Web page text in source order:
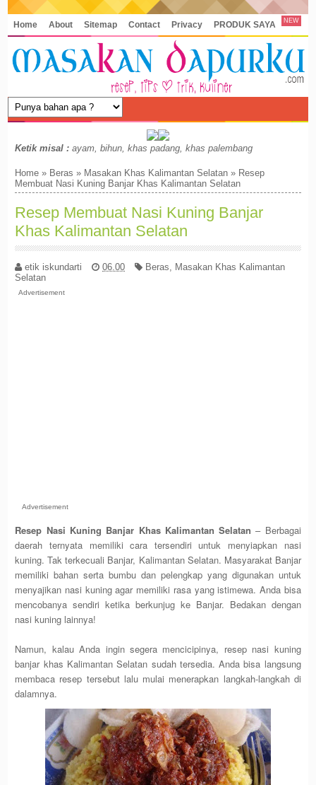
Home About Sitemap Contact Privacy PRODUK SAYA NEW
Ketik misal : ayam, bihun, khas padang, khas palembang
Home » Beras » Masakan Khas Kalimantan Selatan » Resep
Membuat Nasi Kuning Banjar Khas Kalimantan Selatan
Resep Membuat Nasi Kuning Banjar
Khas Kalimantan Selatan
etik iskundarti 06.00 Beras
Masakan Khas Kalimantan
Selatan
Advertisement
Advertisement
Resep Nasi Kuning Banjar Khas Kalimantan Selatan – Berbagai
daerah ternyata memiliki cara tersendiri untuk menyiapkan nasi
kuning. Tak terkecuali Banjar, Kalimantan Selatan. Masyarakat Banjar
memiliki bahan serta bumbu dan pelengkap yang digunakan untuk
menyajikan nasi kuning agar memiliki rasa yang istimewa. Anda bisa
mencobanya sendiri ketika berkunjug ke Banjar. Bedakan dengan
nasi kuning lainnya!
Namun, kalau Anda ingin segera mencicipinya, resep nasi kuning
banjar khas Kalimantan Selatan sudah tersedia. Anda bisa langsung
membaca resep tersebut lalu mulai menerapkan langkah-langkah di
dalamnya.